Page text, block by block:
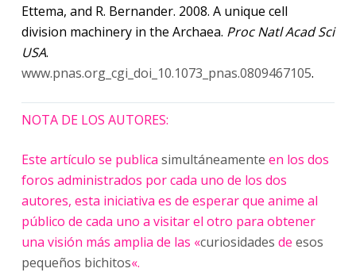
Ettema, and R. Bernander. 2008. A unique cell
division machinery in the Archaea. Proc Natl Acad Sci
USA.
www.pnas.org_cgi_doi_10.1073_pnas.0809467105.
NOTA DE LOS AUTORES:
Este artículo se publica simultáneamente en los dos
foros administrados por cada uno de los dos
autores, esta iniciativa es de esperar que anime al
público de cada uno a visitar el otro para obtener
una visión más amplia de las «curiosidades de esos
pequeños bichitos«.